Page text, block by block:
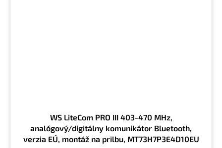
WS LiteCom PRO III 403-470 MHz,
analógový/digitálny komunikátor Bluetooth,
verzia EÚ, montáž na prilbu, MT73H7P3E4D10EU